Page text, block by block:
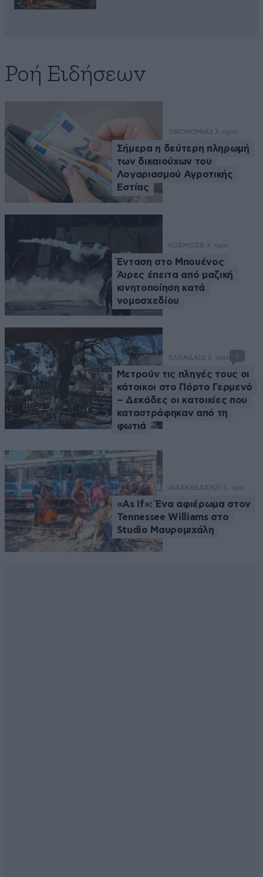
Ροή Ειδήσεων
ΟΙΚΟΝΟΜΙΑ3 λ. πριν
Σήμερα η δεύτερη πληρωμή
των δικαιούχων του
Λογαριασμού Αγροτικής
Εστίας
ΚΟΣΜΟΣ8 λ. πριν
Ένταση στο Μπουένος
Άιρες έπειτα από μαζική
κινητοποίηση κατά
νομοσχεδίου
ΕΛΛΑΔΑ 12 λ. πριν
Μετρούν τις πληγές τους οι
κάτοικοι στο Πόρτο Γερμενό
– Δεκάδες οι κατοικίες που
καταστράφηκαν από τη
φωτιά
ΔΙΑΣΚΕΔΑΣΗ21 λ. πριν
«As If»: Ένα αφιέρωμα στον
Tennessee Williams στο
Studio Μαυρομιχάλη